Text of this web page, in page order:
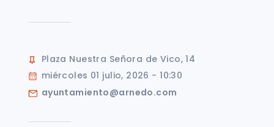
Plaza Nuestra Señora de Vico, 14
miércoles 01 julio, 2026 - 10:30
ayuntamiento@arnedo.com